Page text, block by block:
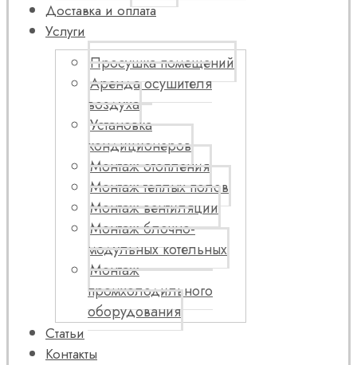
Доставка и оплата
Услуги
Просушка помещений
Аренда осушителя
воздуха
Установка
кондиционеров
Монтаж отопления
Монтаж теплых полов
Монтаж вентиляции
Монтаж блочно-
модульных котельных
Монтаж
промхолодильного
оборудования
Статьи
Контакты